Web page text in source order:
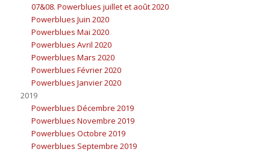
07&08. Powerblues juillet et août 2020
Powerblues Juin 2020
Powerblues Mai 2020
Powerblues Avril 2020
Powerblues Mars 2020
Powerblues Février 2020
Powerblues Janvier 2020
2019
Powerblues Décembre 2019
Powerblues Novembre 2019
Powerblues Octobre 2019
Powerblues Septembre 2019